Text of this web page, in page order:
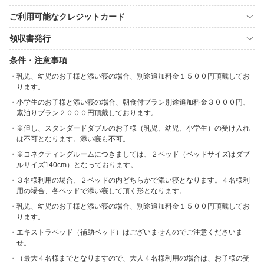
ご利用可能なクレジットカード
領収書発行
条件・注意事項
乳児、幼児のお子様と添い寝の場合、別途追加料金１５００円頂戴してお
ります。
小学生のお子様と添い寝の場合、朝食付プラン別途追加料金３０００円、
素泊りプラン２０００円頂戴しております。
※但し、スタンダードダブルのお子様（乳児、幼児、小学生）の受け入れ
は不可となります。添い寝も不可。
※コネクティングルームにつきましては、２ベッド（ベッドサイズはダブ
ルサイズ140cm）となっております。
３名様利用の場合、２ベッドの内どちらかで添い寝となります。４名様利
用の場合、各ベッドで添い寝して頂く形となります。
乳児、幼児のお子様と添い寝の場合、別途追加料金１５００円頂戴してお
ります。
エキストラベッド（補助ベッド）はございませんのでご注意くださいま
せ。
（最大４名様までとなりますので、大人４名様利用の場合は、お子様の受